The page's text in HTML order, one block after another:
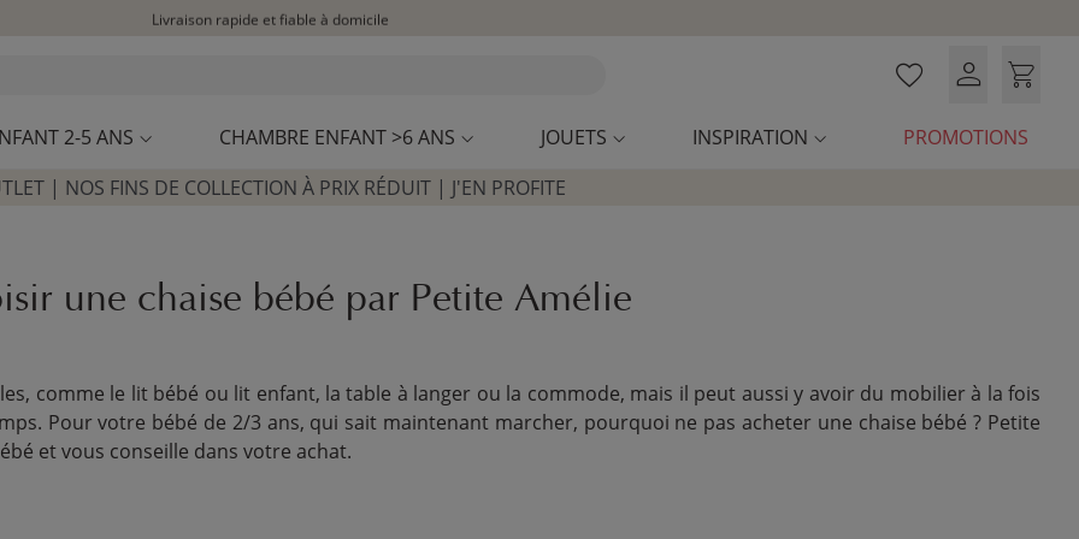
Livraison rapide et fiable à domicile
2-5 ANS CHAMBRE ENFANT >6 ANS JOUETS INSPIRATION
PROMOTIONS
| NOS FINS DE COLLECTION À PRIX RÉDUIT | J'EN PROFITE
une chaise bébé par Petite Amélie
comme le lit bébé ou lit enfant, la table à langer ou la commode, mais il peut aussi y avoir du mobilier à la fois
Pour votre bébé de 2/3 ans, qui sait maintenant marcher, pourquoi ne pas acheter une chaise bébé ? Petite
et vous conseille dans votre achat.